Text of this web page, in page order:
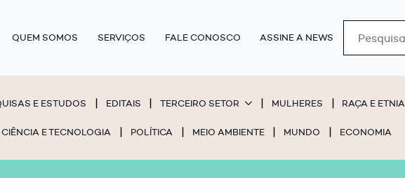
QUEM SOMOS SERVIÇOS FALE CONOSCO ASSINE A NEWS
E ESTUDOS EDITAIS TERCEIRO SETOR MULHERES RAÇA E ETNIA
CIÊNCIA E TECNOLOGIA POLÍTICA MEIO AMBIENTE MUNDO ECONOMIA